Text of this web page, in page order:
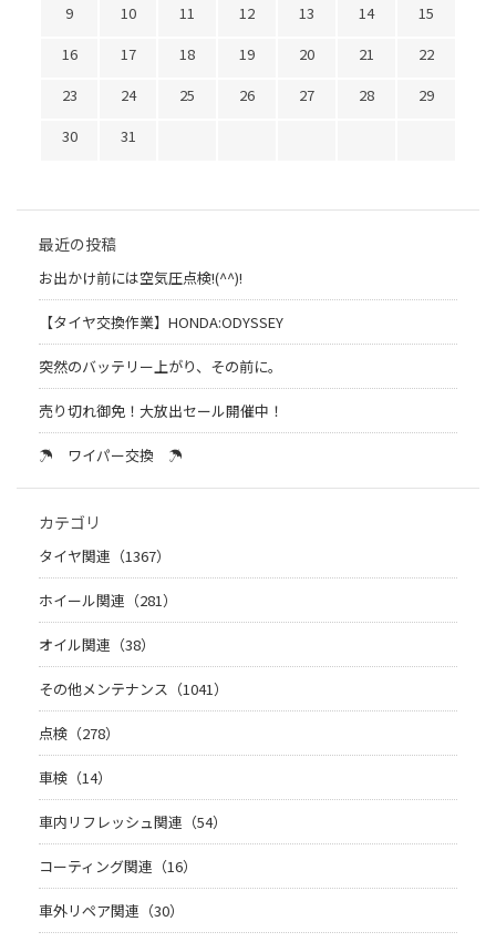
9
10 11 12 13 14
15
16
17 18 19 20 21
22
23
24 25 26 27 28
29
30
31
最近の投稿
お出かけ前には空気圧点検!(^^)!
【タイヤ交換作業】HONDA:ODYSSEY
突然のバッテリー上がり、その前に。
売り切れ御免！大放出セール開催中！
☂ ワイパー交換 ☂
カテゴリ
タイヤ関連（1367）
ホイール関連（281）
オイル関連（38）
その他メンテナンス（1041）
点検（278）
車検（14）
車内リフレッシュ関連（54）
コーティング関連（16）
車外リペア関連（30）